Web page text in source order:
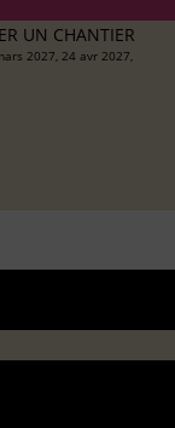
UN CHANTIER
2027, 24 avr 2027,